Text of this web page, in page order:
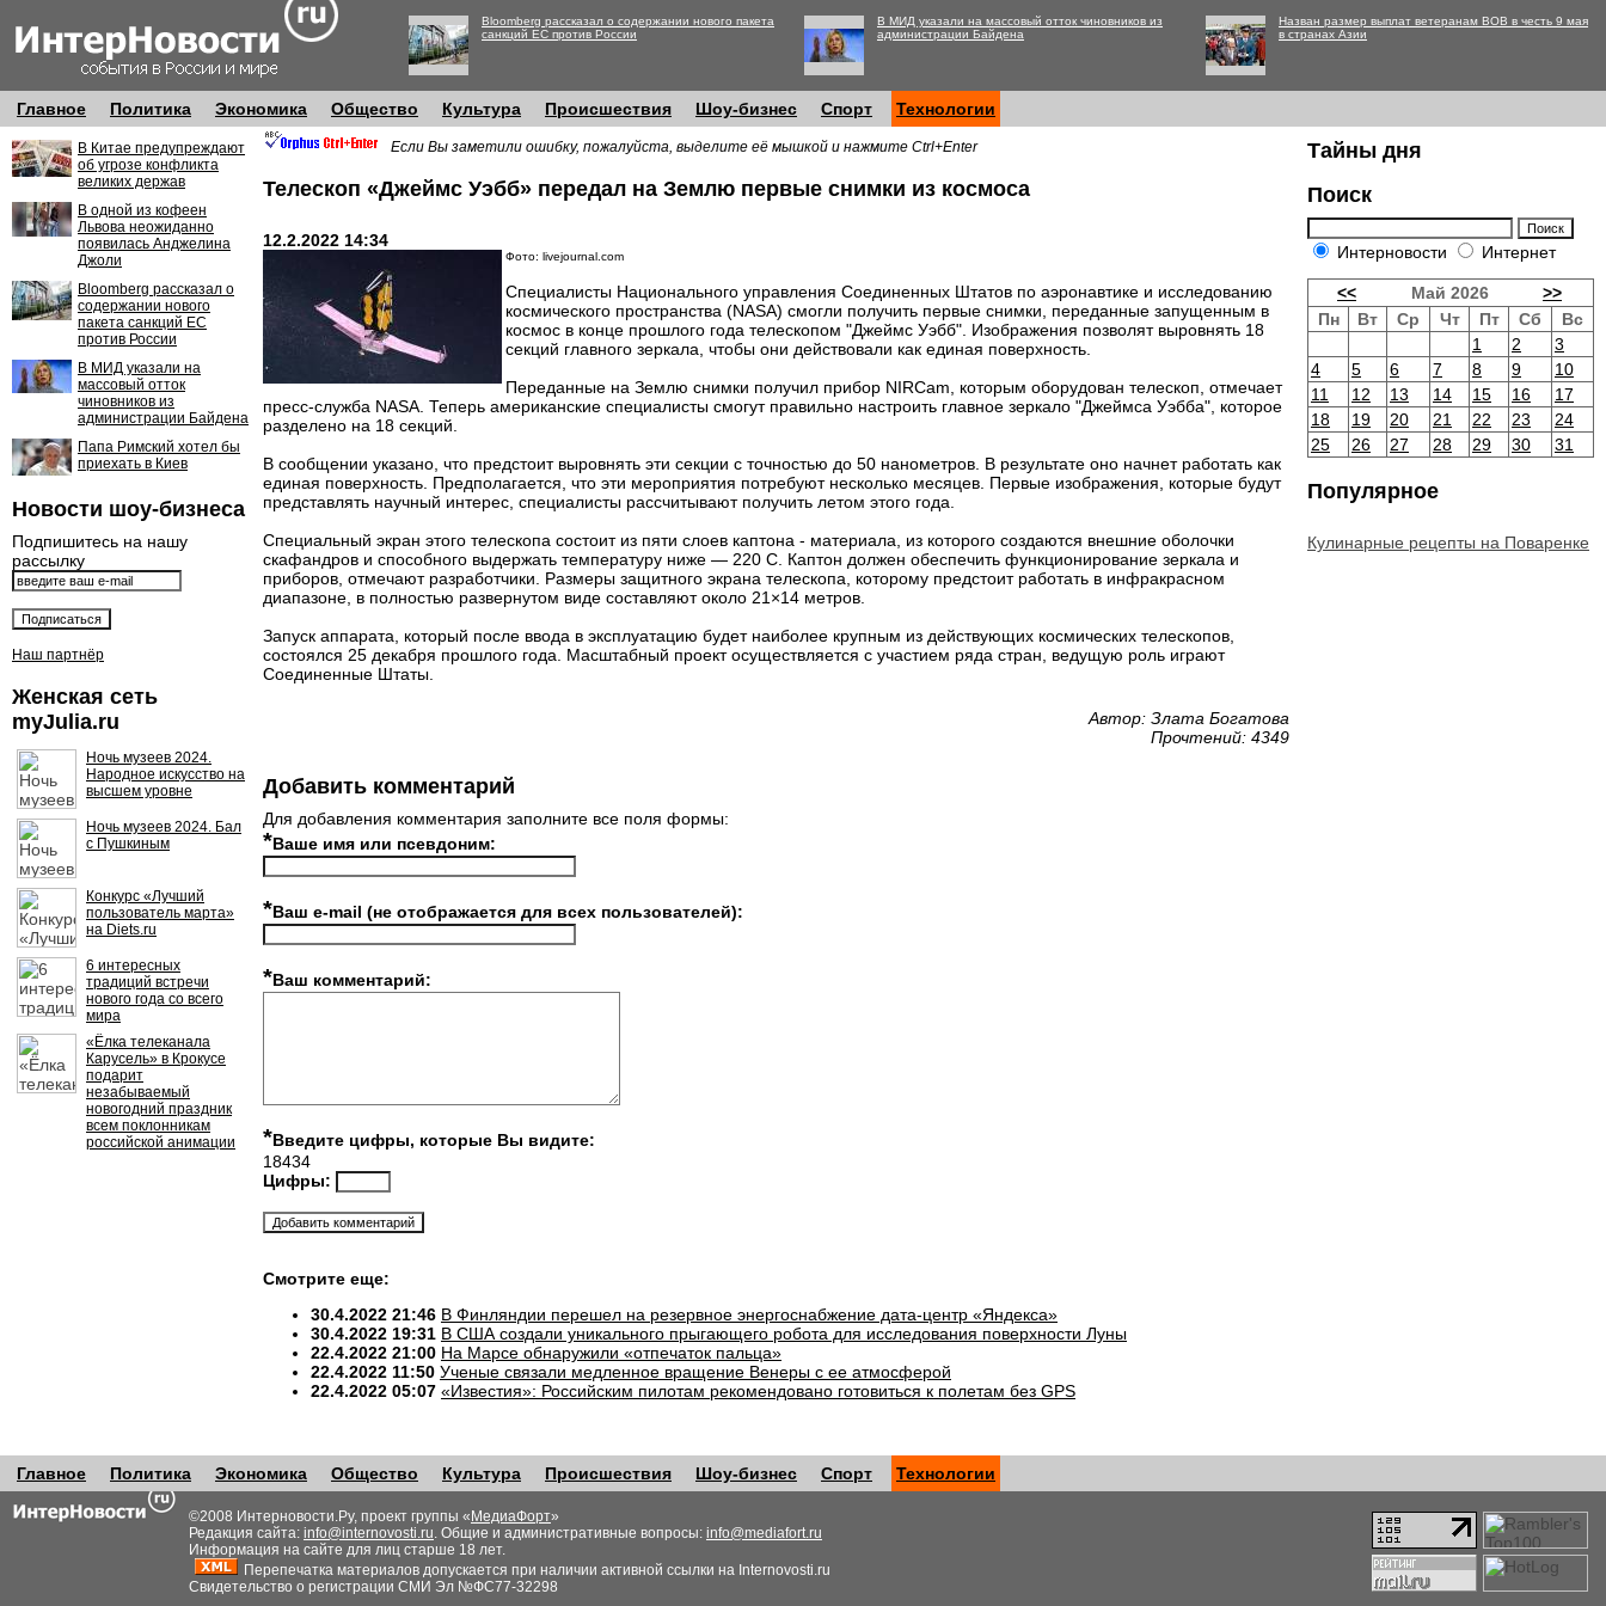
Bloomberg рассказал о содержании нового пакета
санкций ЕС против России
В МИД указали на массовый отток чиновников из
администрации Байдена
Назван размер выплат ветеранам ВОВ в честь 9 мая
в странах Азии
Главное Политика Экономика Общество Культура Происшествия Шоу-бизнес Спорт Технологии
В Китае предупреждают
об угрозе конфликта
великих держав
В одной из кофеен
Львова неожиданно
появилась Анджелина
Джоли
Bloomberg рассказал о
содержании нового
пакета санкций ЕС
против России
В МИД указали на
массовый отток
чиновников из
администрации Байдена
Папа Римский хотел бы
приехать в Киев
Новости шоу-бизнеса
Подпишитесь на нашу
рассылку
Наш партнёр
Женская сеть
myJulia.ru
Ночь музеев 2024.
Народное искусство на
высшем уровне
Ночь музеев 2024. Бал
с Пушкиным
Конкурс «Лучший
пользователь марта»
на Diets.ru
6 интересных
традиций встречи
нового года со всего
мира
«Ёлка телеканала
Карусель» в Крокусе
подарит
незабываемый
новогодний праздник
всем поклонникам
российской анимации
Если Вы заметили ошибку, пожалуйста, выделите её мышкой и нажмите Ctrl+Enter
Телескоп «Джеймс Уэбб» передал на Землю первые снимки из космоса
12.2.2022 14:34
Фото: livejournal.com
Специалисты Национального управления Соединенных Штатов по аэронавтике и исследованию
космического пространства (NASA) смогли получить первые снимки, переданные запущенным в
космос в конце прошлого года телескопом "Джеймс Уэбб". Изображения позволят выровнять 18
секций главного зеркала, чтобы они действовали как единая поверхность.
Переданные на Землю снимки получил прибор NIRCam, которым оборудован телескоп, отмечает
пресс-служба NASA. Теперь американские специалисты смогут правильно настроить главное зеркало "Джеймса Уэбба", которое
разделено на 18 секций.
В сообщении указано, что предстоит выровнять эти секции с точностью до 50 нанометров. В результате оно начнет работать как
единая поверхность. Предполагается, что эти мероприятия потребуют несколько месяцев. Первые изображения, которые будут
представлять научный интерес, специалисты рассчитывают получить летом этого года.
Специальный экран этого телескопа состоит из пяти слоев каптона - материала, из которого создаются внешние оболочки
скафандров и способного выдержать температуру ниже — 220 C. Каптон должен обеспечить функционирование зеркала и
приборов, отмечают разработчики. Размеры защитного экрана телескопа, которому предстоит работать в инфракрасном
диапазоне, в полностью развернутом виде составляют около 21×14 метров.
Запуск аппарата, который после ввода в эксплуатацию будет наиболее крупным из действующих космических телескопов,
состоялся 25 декабря прошлого года. Масштабный проект осуществляется с участием ряда стран, ведущую роль играют
Соединенные Штаты.
Автор: Злата Богатова
Прочтений: 4349
Добавить комментарий
Для добавления комментария заполните все поля формы:
*Ваше имя или псевдоним:
*Ваш e-mail (не отображается для всех пользователей):
*Ваш комментарий:
*Введите цифры, которые Вы видите:
18434
Цифры:
Смотрите еще:
30.4.2022 21:46 В Финляндии перешел на резервное энергоснабжение дата-центр «Яндекса»
30.4.2022 19:31 В США создали уникального прыгающего робота для исследования поверхности Луны
22.4.2022 21:00 На Марсе обнаружили «отпечаток пальца»
22.4.2022 11:50 Ученые связали медленное вращение Венеры с ее атмосферой
22.4.2022 05:07 «Известия»: Российским пилотам рекомендовано готовиться к полетам без GPS
Тайны дня
Поиск
Интерновости Интернет
<< Май 2026
>>
Пн
Вт Ср Чт Пт Сб
Вс
1
2
3
4
5 6 7 8 9
10
11
12 13 14 15 16
17
18
19 20 21 22 23
24
25
26 27 28 29 30 31
Популярное
Кулинарные рецепты на Поваренке
Главное Политика Экономика Общество Культура Происшествия Шоу-бизнес Спорт Технологии
©2008 Интерновости.Ру, проект группы « МедиаФорт»
Редакция сайта: info@internovosti.ru. Общие и административные вопросы: info@mediafort.ru
Информация на сайте для лиц старше 18 лет.
Перепечатка материалов допускается при наличии активной ссылки на Internovosti.ru
Свидетельство о регистрации СМИ Эл №ФС77-32298